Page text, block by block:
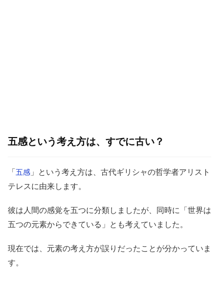
五感という考え方は、すでに古い？
「五感 」という考え方は、古代ギリシャの哲学者アリスト
テレスに由来します。
彼は人間の感覚を五つに分類しましたが、同時に「世界は
五つの元素からできている」とも考えていました。
現在では、元素の考え方が誤りだったことが分かっていま
す。